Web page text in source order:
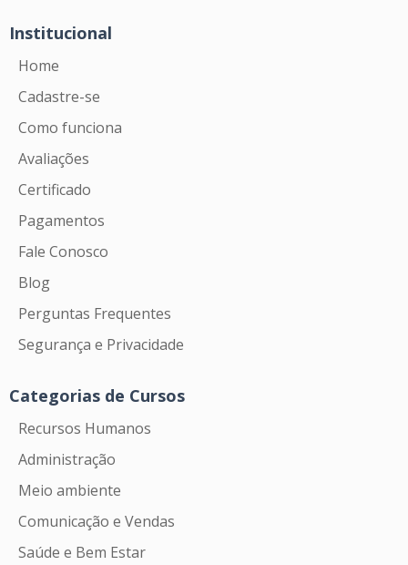
Institucional
Home
Cadastre-se
Como funciona
Avaliações
Certificado
Pagamentos
Fale Conosco
Blog
Perguntas Frequentes
Segurança e Privacidade
Categorias de Cursos
Recursos Humanos
Administração
Meio ambiente
Comunicação e Vendas
Saúde e Bem Estar